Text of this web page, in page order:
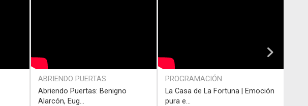
ABRIENDO PUERTAS
Abriendo Puertas: Benigno
Alarcón, Eug...
PROGRAMACIÓN
La Casa de La Fortuna | Emoción
pura e...